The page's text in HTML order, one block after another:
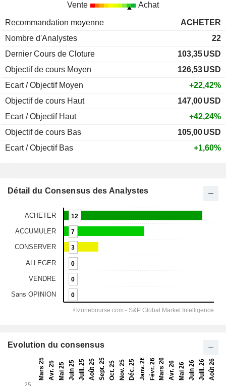
Vente Achat
Recommandation moyenne
ACHETER
Nombre d'Analystes
22
Dernier Cours de Cloture
103,35USD
Objectif de cours Moyen
126,53USD
Ecart / Objectif Moyen
+22,42%
Objectif de cours Haut
147,00USD
Ecart / Objectif Haut
+42,24%
Objectif de cours Bas
105,00USD
Ecart / Objectif Bas
+1,60%
Détail du Consensus des Analystes
Evolution du consensus